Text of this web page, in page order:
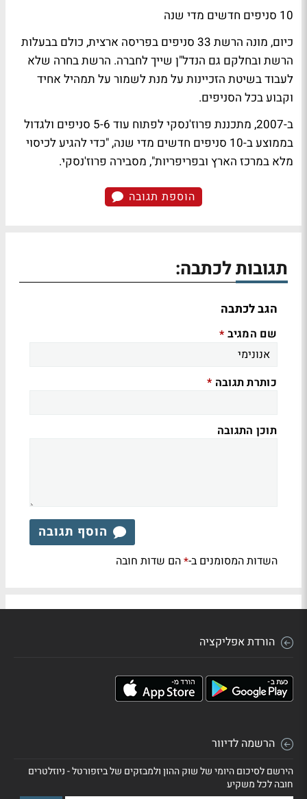
10 סניפים חדשים מדי שנה
כיום, מונה הרשת 33 סניפים בפריסה ארצית, כולם בבעלות
הרשת ובחלקם גם הנדל"ן שייך לחברה. הרשת בחרה שלא
לעבוד בשיטת הזכיינות על מנת לשמור על תמהיל אחיד
וקבוע בכל הסניפים.
ב-2007, מתכננת פרוז'נסקי לפתוח עוד 5-6 סניפים ולגדול
בממוצע ב-10 סניפים חדשים מדי שנה, "כדי להגיע לכיסוי
מלא במרכז הארץ ובפריפריות", מסבירה פרוז'נסקי.
הוספת תגובה
תגובות לכתבה:
הגב לכתבה
שם המגיב *
כותרת תגובה *
תוכן התגובה
הוסף תגובה
השדות המסומנים ב-*הם שדות חובה
הורדת אפליקציה
הרשמה לדיוור
הירשם לסיכום היומי של שוק ההון ולמבזקים של ביזפורטל - ניוזלטרים
חובה לכל משקיע